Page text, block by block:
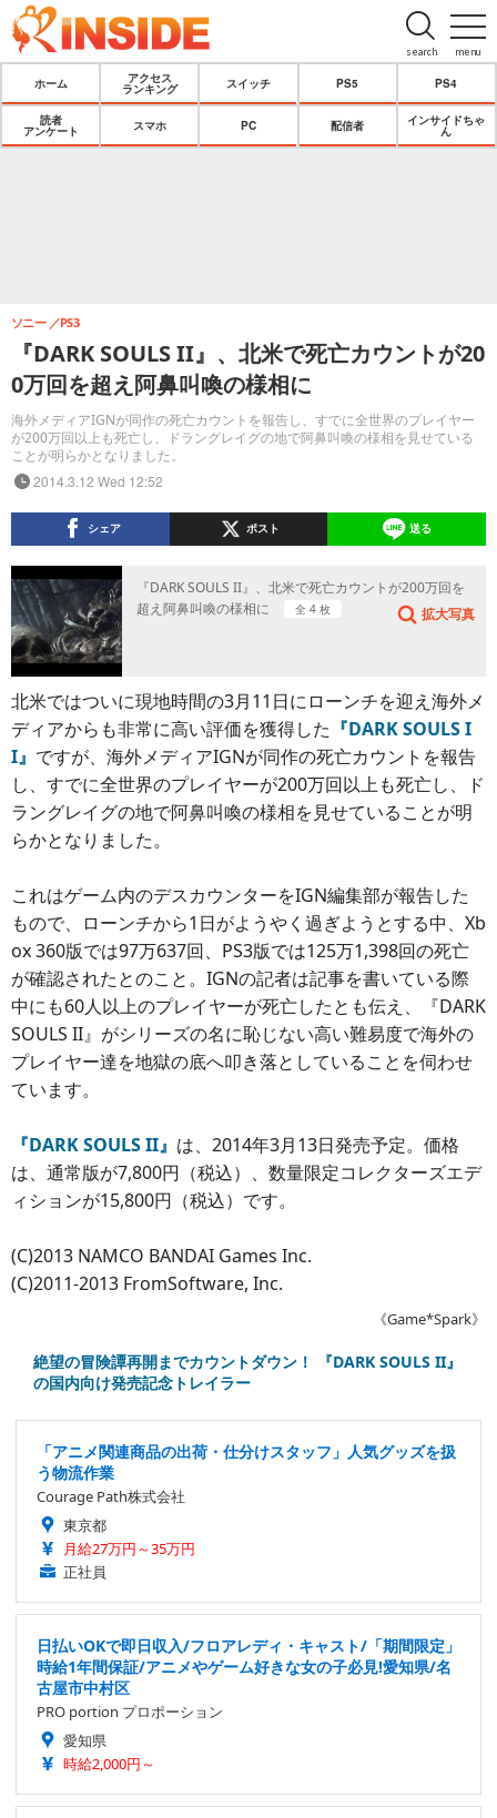
menu
search
ホーム
アクセス
ランキング
スイッチ PS5 PS4
読者
アンケート
スマホ PC 配信者
インサイドちゃ
ん
『DARK SOULS II』、北米で死亡カウントが20
0万回を超え阿鼻叫喚の様相に
海外メディアIGNが同作の死亡カウントを報告し、すでに全世界のプレイヤー
が200万回以上も死亡し、ドラングレイグの地で阿鼻叫喚の様相を見せている
ことが明らかとなりました。
ソニー PS3
2014.3.12 Wed 12:52
シェア ポスト 送る
『DARK SOULS II』、北米で死亡カウントが200万回を
超え阿鼻叫喚の様相に
全 4 枚 拡大写真
北米ではついに現地時間の3月11日にローンチを迎え海外メ
ディアからも非常に高い評価を獲得した 『DARK SOULS I
I』 ですが、海外メディアIGNが同作の死亡カウントを報告
し、すでに全世界のプレイヤーが200万回以上も死亡し、ド
ラングレイグの地で阿鼻叫喚の様相を見せていることが明
らかとなりました。
これはゲーム内のデスカウンターをIGN編集部が報告した
もので、ローンチから1日がようやく過ぎようとする中、Xb
ox 360版では97万637回、PS3版では125万1,398回の死亡
が確認されたとのこと。IGNの記者は記事を書いている際
中にも60人以上のプレイヤーが死亡したとも伝え、『DARK
SOULS II』がシリーズの名に恥じない高い難易度で海外の
プレイヤー達を地獄の底へ叩き落としていることを伺わせ
ています。
『DARK SOULS II』 は、2014年3月13日発売予定。価格
は、通常版が7,800円（税込）、数量限定コレクターズエデ
ィションが15,800円（税込）です。
(C)2013 NAMCO BANDAI Games Inc.
(C)2011-2013 FromSoftware, Inc.
《Game*Spark》
絶望の冒険譚再開までカウントダウン！ 『DARK SOULS II』
の国内向け発売記念トレイラー
「アニメ関連商品の出荷・仕分けスタッフ」人気グッズを扱
う物流作業
Courage Path株式会社
東京都
月給27万円～35万円
正社員
日払いOKで即日収入/フロアレディ・キャスト/「期間限定」
時給1年間保証/アニメやゲーム好きな女の子必見!愛知県/名
古屋市中村区
PRO portion プロポーション
愛知県
時給2,000円～